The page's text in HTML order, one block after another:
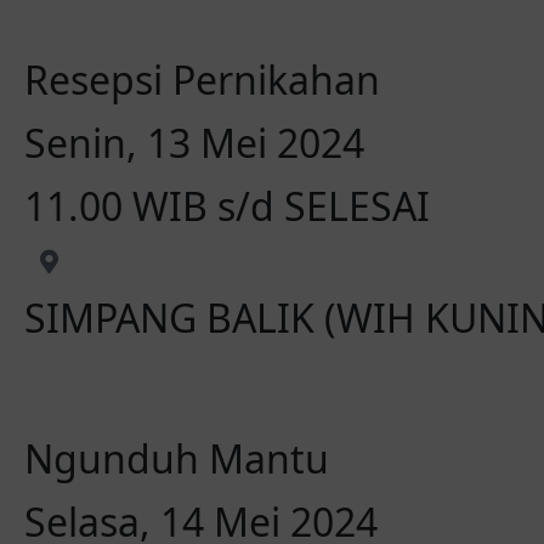
Resepsi Pernikahan
Senin, 13 Mei 2024
11.00 WIB s/d SELESAI
SIMPANG BALIK (WIH
Ngunduh Mantu
Selasa, 14 Mei 2024